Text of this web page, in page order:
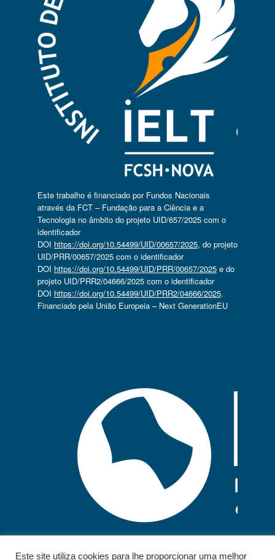
Este trabalho é financiado por Fundos Nacionais
através da FCT – Fundação para a Ciência e a
Tecnologia no âmbito do projeto UID/657/2025 com o
identificador
DOI https://doi.org/10.54499/UID/00657/2025, do projeto
UID/PRR/00657/2025 com o identificador
DOI https://doi.org/10.54499/UID/PRR/00657/2025e do
projeto UID/PRR2/04666/2025 com o identificador
DOI https://doi.org/10.54499/UID/PRR2/04666/2025.
Financiado pela União Europeia – Next GenerationEU
Este site utiliza cookies para lhe proporcionar uma melhor